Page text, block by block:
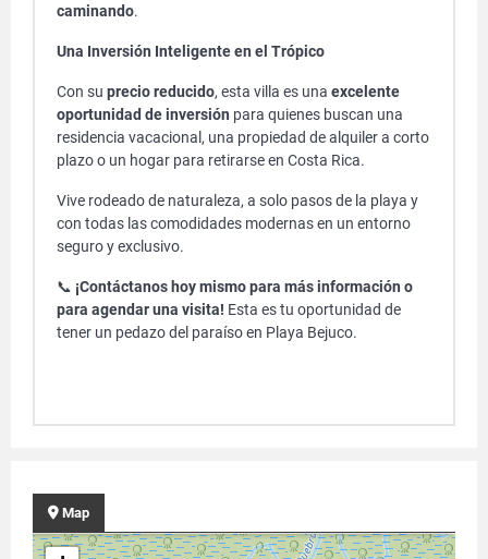
caminando.
Una Inversión Inteligente en el Trópico
Con su precio reducido, esta villa es una excelente
oportunidad de inversión para quienes buscan una
residencia vacacional, una propiedad de alquiler a corto
plazo o un hogar para retirarse en Costa Rica.
Vive rodeado de naturaleza, a solo pasos de la playa y
con todas las comodidades modernas en un entorno
seguro y exclusivo.
📞 ¡Contáctanos hoy mismo para más información o
para agendar una visita! Esta es tu oportunidad de
tener un pedazo del paraíso en Playa Bejuco.
Map